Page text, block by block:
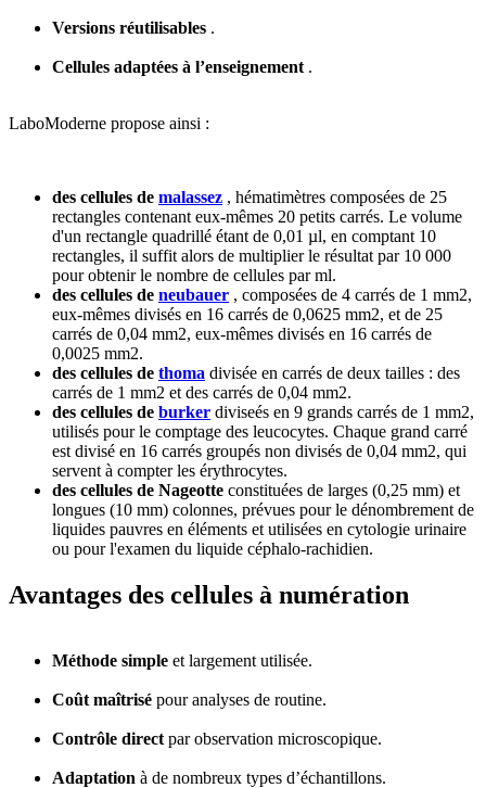
Versions réutilisables .
Cellules adaptées à l’enseignement .
LaboModerne propose ainsi :
des cellules de malassez , hématimètres composées de 25
rectangles contenant eux-mêmes 20 petits carrés. Le volume
d'un rectangle quadrillé étant de 0,01 µl, en comptant 10
rectangles, il suffit alors de multiplier le résultat par 10 000
pour obtenir le nombre de cellules par ml.
des cellules de neubauer , composées de 4 carrés de 1 mm2,
eux-mêmes divisés en 16 carrés de 0,0625 mm2, et de 25
carrés de 0,04 mm2, eux-mêmes divisés en 16 carrés de
0,0025 mm2.
des cellules de thoma divisée en carrés de deux tailles : des
carrés de 1 mm2 et des carrés de 0,04 mm2.
des cellules de burker diviseés en 9 grands carrés de 1 mm2,
utilisés pour le comptage des leucocytes. Chaque grand carré
est divisé en 16 carrés groupés non divisés de 0,04 mm2, qui
servent à compter les érythrocytes.
des cellules de Nageotte constituées de larges (0,25 mm) et
longues (10 mm) colonnes, prévues pour le dénombrement de
liquides pauvres en éléments et utilisées en cytologie urinaire
ou pour l'examen du liquide céphalo-rachidien.
Avantages des cellules à numération
Méthode simple et largement utilisée.
Coût maîtrisé pour analyses de routine.
Contrôle direct par observation microscopique.
Adaptation à de nombreux types d’échantillons.